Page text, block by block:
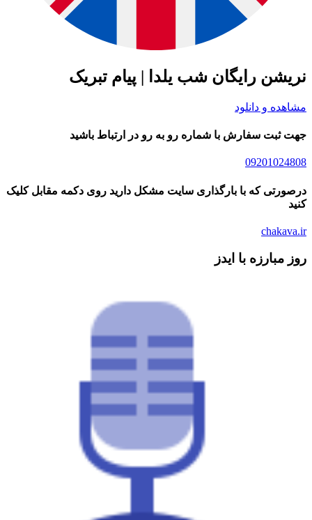
رایگان شب یلدا | پیام تبریک
و دانلود
ثبت سفارش با شماره رو به رو در ارتباط باشید
که با بارگذاری سایت مشکل دارید روی دکمه مقابل کلیک
با ایدز